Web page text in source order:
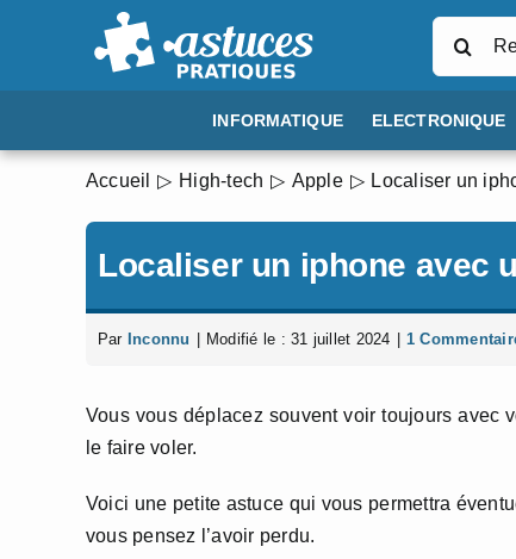
INFORMATIQUE ELECTRONIQUE
Accueil High-tech Apple Localiser un
Localiser un iphone avec
Par Inconnu Modifié le : 31 juillet 2024 1
Vous vous déplacez souvent voir toujours avec
le faire voler.
Voici une petite astuce qui vous permettra
vous pensez l’avoir perdu.